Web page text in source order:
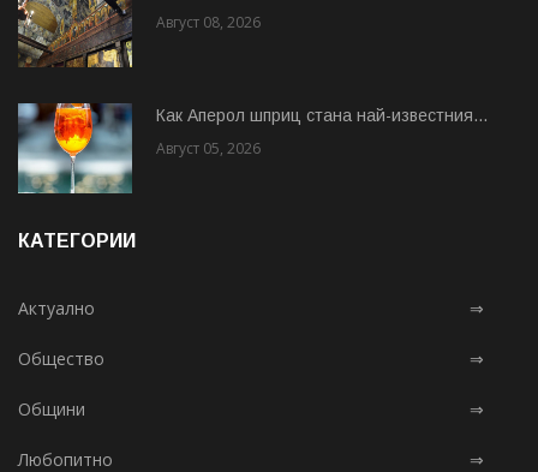
Август 08, 2026
Как Аперол шприц стана най-известния...
Август 05, 2026
КАТЕГОРИИ
Актуално ⇒
Общество ⇒
Общини ⇒
Любопитно ⇒